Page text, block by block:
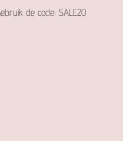
de code: SALE20